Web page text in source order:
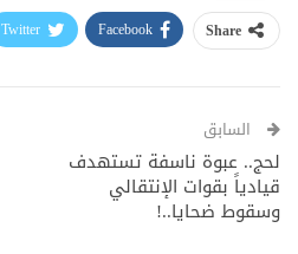
Share
Facebook
Twitter
السابق
لحج.. عبوة ناسفة تستهدف
قيادياً بقوات الإنتقالي
وسقوط ضحايا..!